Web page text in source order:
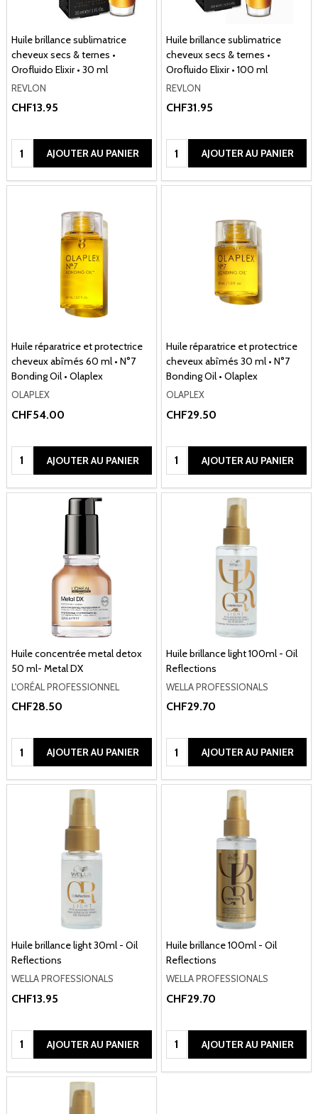
Huile brillance sublimatrice
cheveux secs & ternes •
Orofluido Elixir • 30 ml
REVLON
CHF13.95
Quantité:AJOUTER AU PANIER
Huile brillance sublimatrice
cheveux secs & ternes •
Orofluido Elixir • 100 ml
REVLON
CHF31.95
Quantité:AJOUTER AU PANIER
Huile réparatrice et protectrice
cheveux abîmés 60 ml • N°7
Bonding Oil • Olaplex
OLAPLEX
CHF54.00
Quantité:AJOUTER AU PANIER
Huile réparatrice et protectrice
cheveux abîmés 30 ml • N°7
Bonding Oil • Olaplex
OLAPLEX
CHF29.50
Quantité:AJOUTER AU PANIER
Huile concentrée metal detox
50 ml- Metal DX
L'ORÉAL PROFESSIONNEL
CHF28.50
Quantité:AJOUTER AU PANIER
Huile brillance light 100ml - Oil
Reflections
WELLA PROFESSIONALS
CHF29.70
Quantité:AJOUTER AU PANIER
Huile brillance light 30ml - Oil
Reflections
WELLA PROFESSIONALS
CHF13.95
Quantité:AJOUTER AU PANIER
Huile brillance 100ml - Oil
Reflections
WELLA PROFESSIONALS
CHF29.70
Quantité:AJOUTER AU PANIER